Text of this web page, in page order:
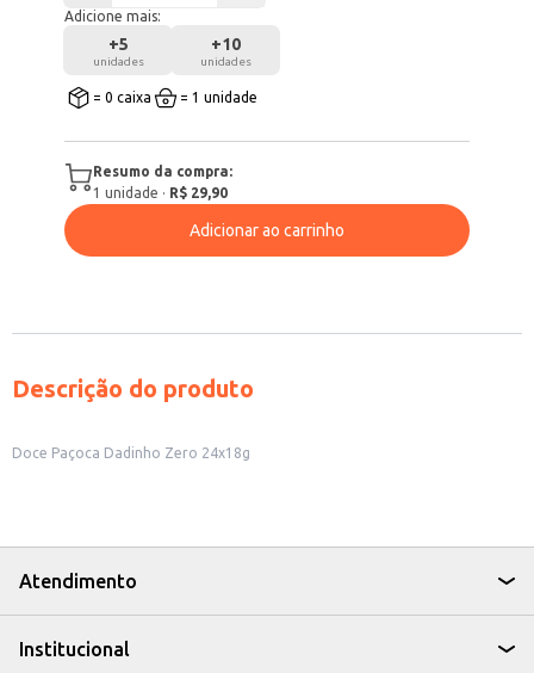
Adicione mais:
+5
unidades
+10
unidades
= 0 caixa = 1 unidade
Resumo da compra:
1 unidade · R$ 29,90
Adicionar ao carrinho
Descrição do produto
Doce Paçoca Dadinho Zero 24x18g
Atendimento
Institucional